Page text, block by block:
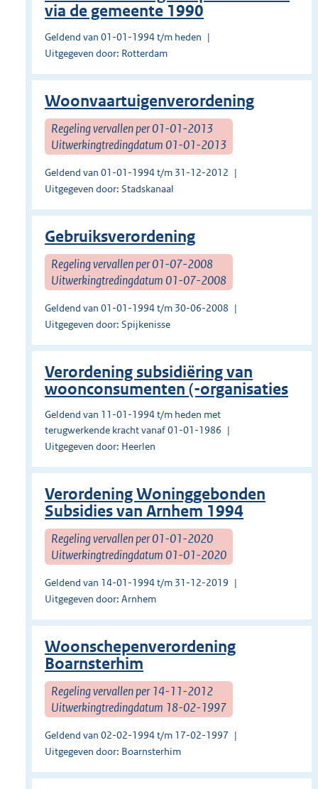
via de gemeente 1990
Geldend van 01-01-1994 t/m heden
Uitgegeven door: Rotterdam
Woonvaartuigenverordening
Regeling vervallen per 01-01-2013
Uitwerkingtredingdatum 01-01-2013
Geldend van 01-01-1994 t/m 31-12-2012
Uitgegeven door: Stadskanaal
Gebruiksverordening
Regeling vervallen per 01-07-2008
Uitwerkingtredingdatum 01-07-2008
Geldend van 01-01-1994 t/m 30-06-2008
Uitgegeven door: Spijkenisse
Verordening subsidiëring van
woonconsumenten (-orga­nisaties
Geldend van 11-01-1994 t/m heden met
terugwerkende kracht vanaf 01-01-1986
Uitgegeven door: Heerlen
Verordening Woninggebonden
Subsidies van Arnhem 1994
Regeling vervallen per 01-01-2020
Uitwerkingtredingdatum 01-01-2020
Geldend van 14-01-1994 t/m 31-12-2019
Uitgegeven door: Arnhem
Woonschepenverordening
Boarnsterhim
Regeling vervallen per 14-11-2012
Uitwerkingtredingdatum 18-02-1997
Geldend van 02-02-1994 t/m 17-02-1997
Uitgegeven door: Boarnsterhim